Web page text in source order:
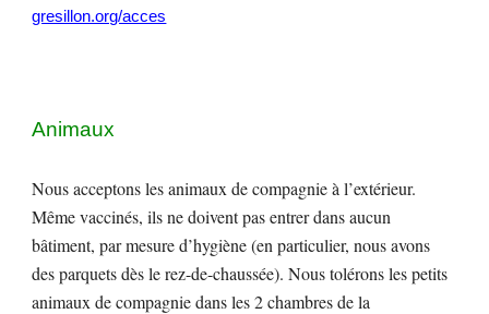
gresillon.org/acces
Animaux
Nous acceptons les animaux de compagnie à l’extérieur.
Même vaccinés, ils ne doivent pas entrer dans aucun
bâtiment, par mesure d’hygiène (en particulier, nous avons
des parquets dès le rez-de-chaussée). Nous tolérons les petits
animaux de compagnie dans les 2 chambres de la